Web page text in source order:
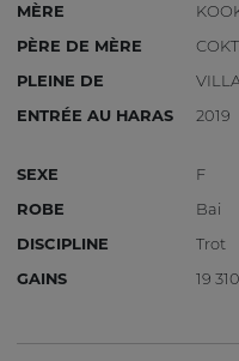
MÈRE
PÈRE DE MÈRE
PLEINE DE
ENTRÉE AU HARAS
2019
SEXE
F
ROBE
Bai
DISCIPLINE
Trot
GAINS
19